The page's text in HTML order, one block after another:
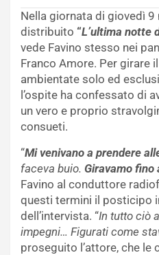
Nella giornata di giovedì
distribuito “L’ultima notte
vede Favino stesso nei
Franco Amore. Per girare
ambientate solo ed
l’ospite ha confessato di
un vero e proprio
consueti.
“Mi venivano a prendere
faceva buio. Giravamo fino
Favino al conduttore
questi termini il posticipo
dell’intervista. “In tutto ciò
impegni… Figurati come
proseguito l’attore, che le